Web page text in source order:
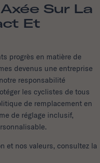
Sur La
Et
progrès en matière de
devenus une entreprise
responsabilité
les cyclistes de tous
de remplacement en
de réglage inclusif,
et nos valeurs, consultez la